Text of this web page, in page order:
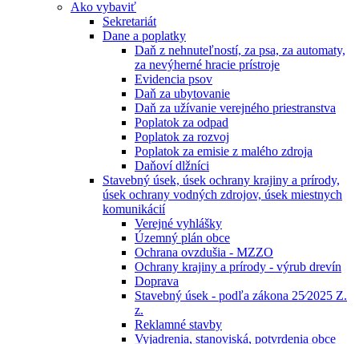
Ako vybaviť
Sekretariát
Dane a poplatky
Daň z nehnuteľností, za psa, za automaty,
za nevýherné hracie prístroje
Evidencia psov
Daň za ubytovanie
Daň za užívanie verejného priestranstva
Poplatok za odpad
Poplatok za rozvoj
Poplatok za emisie z malého zdroja
Daňoví dlžníci
Stavebný úsek, úsek ochrany krajiny a prírody,
úsek ochrany vodných zdrojov, úsek miestnych
komunikácií
Verejné vyhlášky
Územný plán obce
Ochrana ovzdušia - MZZO
Ochrany krajiny a prírody - výrub drevín
Doprava
Stavebný úsek - podľa zákona 25⁄2025 Z.
z.
Reklamné stavby
Vyjadrenia, stanoviská, potvrdenia obce